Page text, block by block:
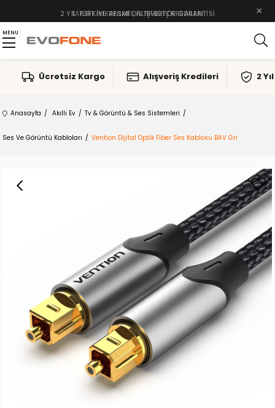
TAKSIT İMKANLARI, ALIŞVERIŞ KREDILERI ×
MENU
Ücretsiz Kargo Alışveriş Kredileri 2
Anasayfa Akıllı Ev Tv & Görüntü & Ses Sistemleri
Ses Ve Görüntü Kabloları Vention Dijital Optik Fiber Ses Kablosu BAV Gri